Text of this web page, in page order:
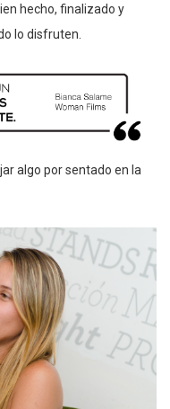
hecho, finalizado y
lo disfruten.
algo por sentado en la